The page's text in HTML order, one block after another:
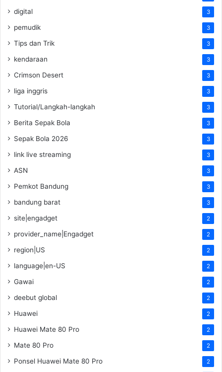
digital 3
pemudik 3
Tips dan Trik 3
kendaraan 3
Crimson Desert 3
liga inggris 3
Tutorial/Langkah-langkah 3
Berita Sepak Bola 3
Sepak Bola 2026 3
link live streaming 3
ASN 3
Pemkot Bandung 3
bandung barat 3
site|engadget 2
provider_name|Engadget 2
region|US 2
language|en-US 2
Gawai 2
deebut global 2
Huawei 2
Huawei Mate 80 Pro 2
Mate 80 Pro 2
Ponsel Huawei Mate 80 Pro 2